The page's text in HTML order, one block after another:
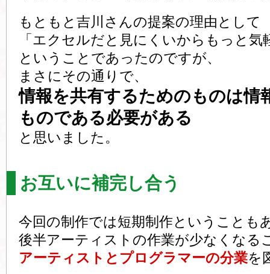
もともと吉川さんの提案の理由として
「エクセルだと見にくいからもっと
ということであったのですが、
まさにその通りで、
情報を共有するためのものは情
ものである必要がある
と思いました。
お互いに補完し合う
今回の制作では短期制作ということも
後半アーティストの作業が少なくなる
アーティストとプログラマーの分業を